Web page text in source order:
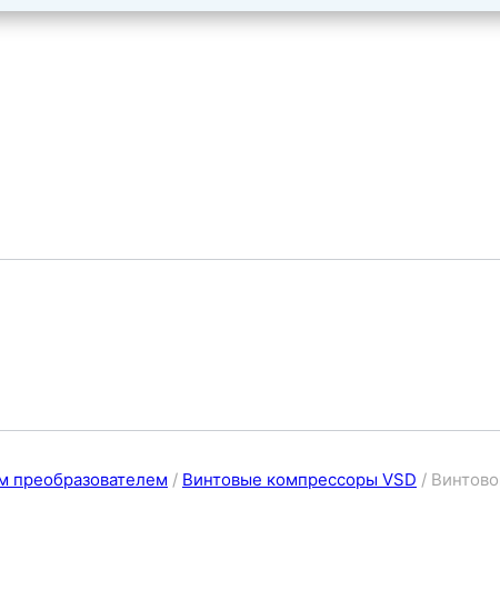
преобразователем / Винтовые компрессоры VSD /